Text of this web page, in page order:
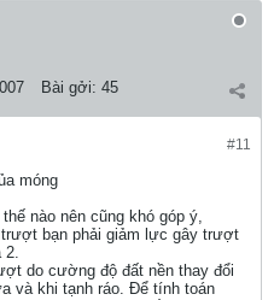
Bài gởi: 45
#11
móng
nào nên cũng khó góp ý,
bạn phải giảm lực gây trượt
2.
do cường độ đất nền thay đổi
và khi tạnh ráo. Để tính toán